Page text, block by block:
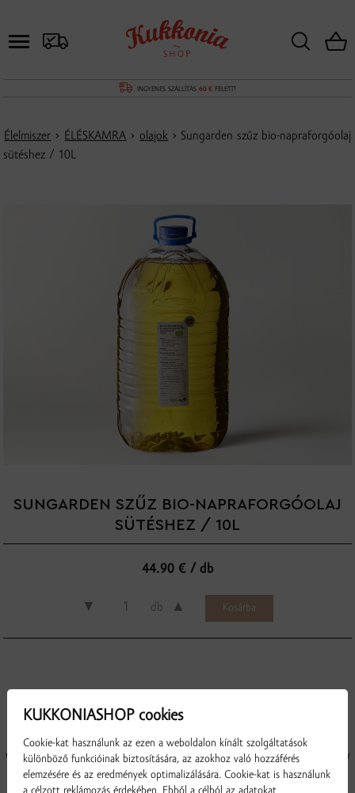
INGYENES SZÁLLÍTÁS 60 € FELETT!
Élelmiszer › ÉLÉSKAMRA › olajok › Sungarden szűz bio-napraforgóolaj
sütéshez / 10L
SUNGARDEN SZŰZ BIO-NAPRAFORGÓOLAJ
SÜTÉSHEZ / 10L
44.90 € / db
▼ db ▲
lisovaním za studena. Procesom dezodorizácie - vákuovej destilácie - sa
z oleja odstránia charakteristické chuťové a aromatické látky. Produkt sa
vyznačuje neutrálnou chuťou a vôňou a zároveň extrémne vysokou tepelnou
stabilitou a výrazne dlhšou životnosťou ako bežné slnečnicové a fritovacie
KUKKONIASHOP cookies
Cookie-kat használunk az ezen a weboldalon kínált szolgáltatások
különböző funkcióinak biztosítására, az azokhoz való hozzáférés
elemzésére és az eredmények optimalizálására. Cookie-kat is használunk